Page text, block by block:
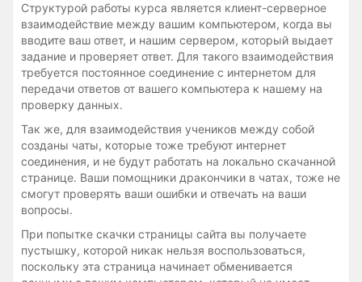
Структурой работы курса является клиент-серверное
взаимодействие между вашим компьютером, когда вы
вводите ваш ответ, и нашим сервером, который выдает
задание и проверяет ответ. Для такого взаимодействия
требуется постоянное соединение с интернетом для
передачи ответов от вашего компьютера к нашему на
проверку данных.
Так же, для взаимодействия учеников между собой
созданы чаты, которые тоже требуют интернет
соединения, и не будут работать на локально скачанной
странице. Ваши помощники дракончики в чатах, тоже не
смогут проверять ваши ошибки и отвечать на ваши
вопросы.
При попытке скачки страницы сайта вы получаете
пустышку, которой никак нельзя воспользоваться,
поскольку эта страница начинает обменивается